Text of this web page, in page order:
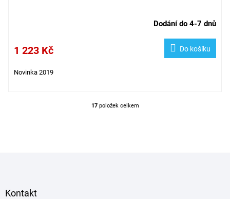
Dodání do 4-7 dnů
1 223 Kč Do košíku
Novinka 2019
O
17položek celkem
Kontakt